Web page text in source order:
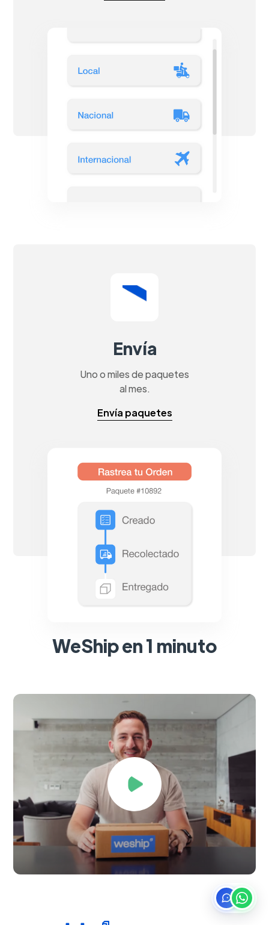
Envía
Uno o miles de paquetes
al mes.
Envía paquetes
WeShip en 1 minuto